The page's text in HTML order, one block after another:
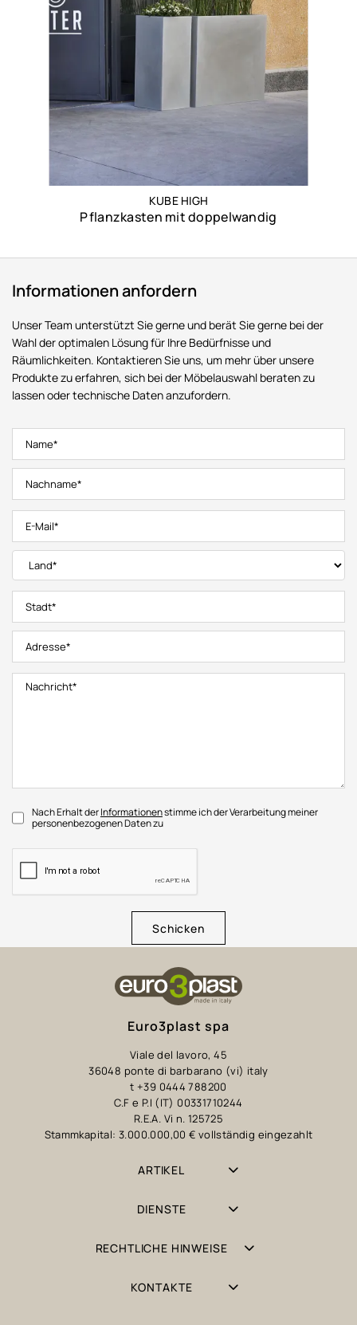
KUBE HIGH
Pflanzkasten mit doppelwandig
Informationen anfordern
Unser Team unterstützt Sie gerne und berät Sie gerne bei der
Wahl der optimalen Lösung für Ihre Bedürfnisse und
Räumlichkeiten. Kontaktieren Sie uns, um mehr über unsere
Produkte zu erfahren, sich bei der Möbelauswahl beraten zu
lassen oder technische Daten anzufordern.
Nach Erhalt derInformationenstimme ich der Verarbeitung meiner
personenbezogenen Daten zu
Schicken
Euro3plast spa
Viale del lavoro, 45
36048 ponte di barbarano (vi) italy
t +39 0444 788200
C.F e P.I (IT) 00331710244
R.E.A. Vi n. 125725
Stammkapital: 3.000.000,00 € vollständig eingezahlt
ARTIKEL
DIENSTE
RECHTLICHE HINWEISE
KONTAKTE